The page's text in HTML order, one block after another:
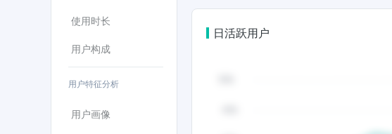
使用时长
用户构成
用户特征分析
用户画像
日活跃用户